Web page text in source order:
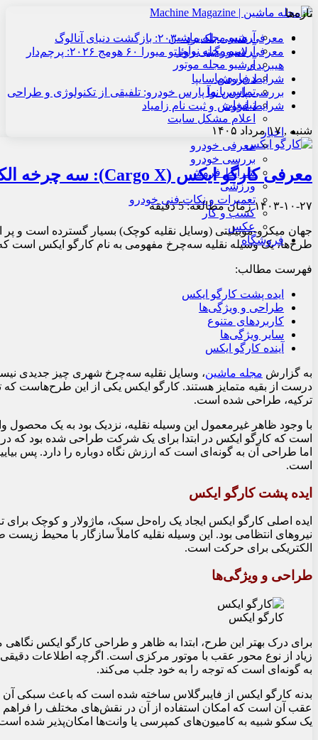
آرشیو مجله ماشین
آرشیو مجله نوآور
آرشیو مجله موتور
درباره ما
تماس با ما
تبلیغات
اعلام مشکل سایت
اخبار
معرفی خودرو
بررسی خودرو
شرایط فروش
ورزشی
تعمیرات و نکات فنی خودرو
کسب و کار
عکس
فروشگاه
تازه‌ها
معرفی هنسی بلک‌برد ۲۰۳۰: بازگشت دنیای آنالوگ
معرفی لامبورگینی روئلتو میورا ۶۰ هومج ۲۰۲۶: پرچم‌دار
هیبریدی
شرایط فروش سایپا
بررسی پارس نوآ پارس خودرو: تلفیقی از تکنولوژی و طراحی
شرایط فروش و ثبت نام زامیاد
شنبه , ۱۷ مرداد ۱۴۰۵
معرفی کارگو ایکس (Cargo X): سه چرخه الکتریکی کاملاً ماژولار
۱۴۰۳-۱۰-۲۷زمان مطالعه: 5 دقیقه
جهان میکرو-موبیلیتی (وسایل نقلیه کوچک) بسیار گسترده است و
طرح‌ها، یک وسیله نقلیه سه‌چرخ مفهومی به نام کارگو ایکس است که
فهرست مطالب:
ایده پشت کارگو ایکس
طراحی و ویژگی‌ها
کاربردهای متنوع
سایر ویژگی‌ها
آینده کارگو ایکس
به گزارش مجله ماشین، وسایل نقلیه سه‌چرخ شهری چیز جدیدی
درست از بقیه متمایز هستند. کارگو ایکس یکی از این طرح‌هاست
ترکیه، طراحی شده است.
با وجود ظاهر غیرمعمول این وسیله نقلیه، نزدیک بود به یک محصول
است که کارگو ایکس در ابتدا برای یک شرکت طراحی شده بود که
اما طراحی آن به گونه‌ای است که ارزش نگاه دوباره را دارد. پس
است.
ایده پشت کارگو ایکس
ایده اصلی کارگو ایکس ایجاد یک راه‌حل سبک، ماژولار و کوچک
نیروهای انتظامی بود. این وسیله نقلیه کاملاً سازگار با محیط
الکتریکی برای حرکت است.
طراحی و ویژگی‌ها
کارگو ایکس
برای درک بهتر این طرح، ابتدا به ظاهر و طراحی کارگو ایکس نگاهی
زیاد از نوع محور عقب با موتور مرکزی است. اگرچه اطلاعات
به گونه‌ای است که توجه را به خود جلب می‌کند.
بدنه کارگو ایکس از فایبرگلاس ساخته شده است که باعث سبکی آن
عقب آن است که امکان استفاده از آن در نقش‌های مختلف را فراهم
یک سکو شبیه به کامیون‌های کمپرسی یا وانت‌ها امکان‌پذیر شده